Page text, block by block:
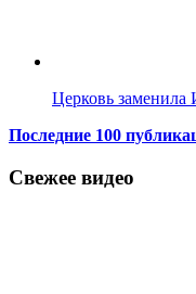
Церковь заменила
Последние 100
Свежее видео